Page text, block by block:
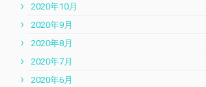
2020年10月
2020年9月
2020年8月
2020年7月
2020年6月